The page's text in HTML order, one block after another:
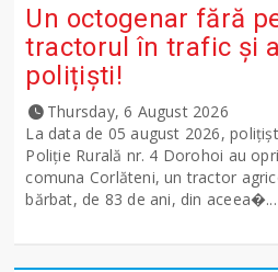
Un octogenar fără
tractorul în trafic și
polițiști!
Thursday, 6 August 2026
La data de 05 august 2026,
Poliție Rurală nr. 4 Dorohoi au
comuna Corlăteni, un tractor
bărbat, de 83 de ani, din aceea�...